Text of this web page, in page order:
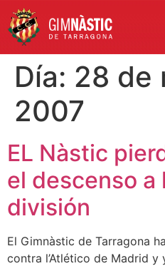
Día: 28 de
2007
EL Nàstic
el descenso a
división
El Gimnàstic de Tarragona
contra l’Atlético de Madrid y